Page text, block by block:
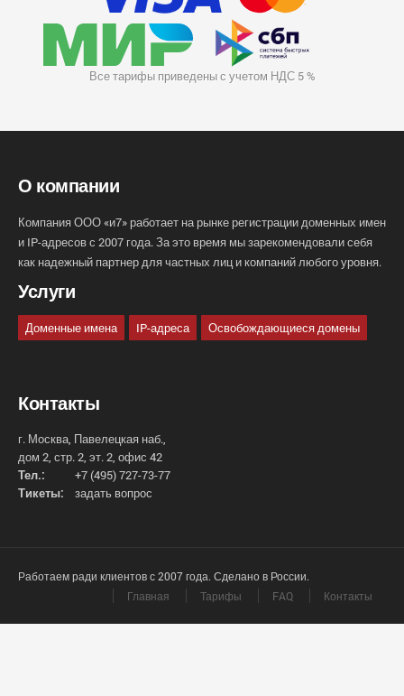
Все тарифы приведены с учетом НДС 5 %
О компании
Компания ООО «и7» работает на рынке регистрации доменных имен
и IP-адресов с 2007 года. За это время мы зарекомендовали себя
как надежный партнер для частных лиц и компаний любого уровня.
Услуги
Доменные имена IP-адреса Освобождающиеся домены
Контакты
г. Москва, Павелецкая наб.,
дом 2, стр. 2, эт. 2, офис 42
Тел.:
+7 (495) 727-73-77
Тикеты:
задать вопрос
Работаем ради клиентов с 2007 года. Сделано в России.
Главная
Тарифы FAQ Контакты